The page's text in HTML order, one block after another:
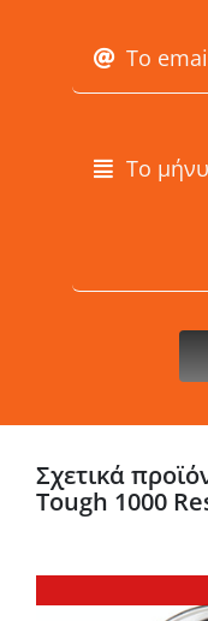
Σχετικά
Tough 1000